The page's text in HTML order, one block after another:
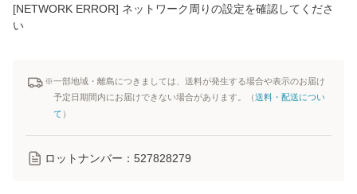
[NETWORK ERROR] ネットワーク周りの設定を確認してくださ
い
※一部地域・離島につきましては、送料が発生する場合や表示のお届け
予定日期間内にお届けできない場合があります。（送料・配送につい
て ）
ロットナンバー： 527828279